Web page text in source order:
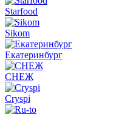
Starfood
Sikom
Екатеринбург
СНЕЖ
Cryspi